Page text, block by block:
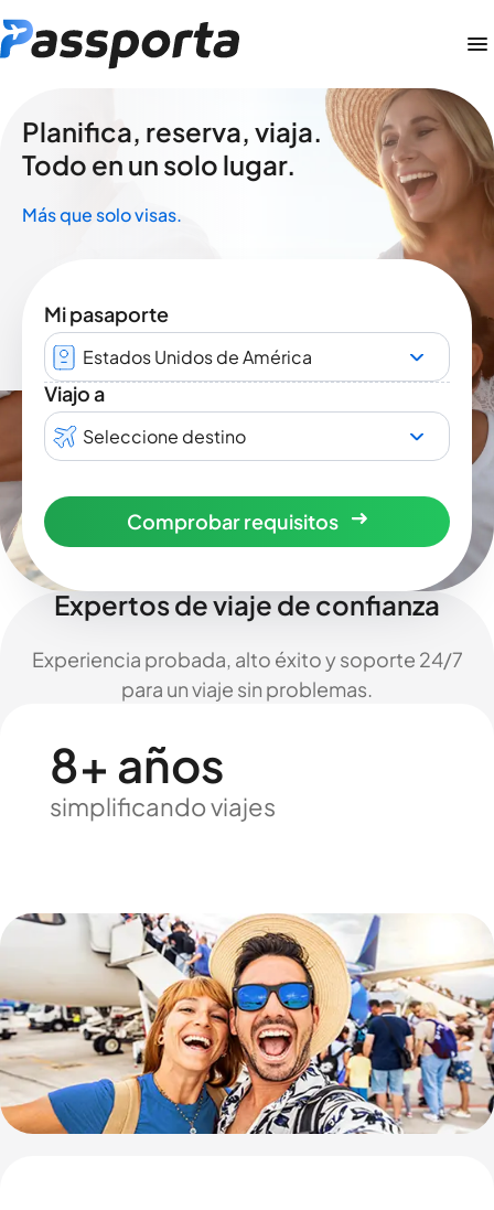
Planifica, reserva, viaja.
Todo en un solo lugar.
Más que solo visas.
Mi pasaporte
Estados Unidos de América
Viajo a
Seleccione destino
Comprobar requisitos
Expertos de viaje de confianza
Experiencia probada, alto éxito y soporte 24/7
para un viaje sin problemas.
8+ años
simplificando viajes